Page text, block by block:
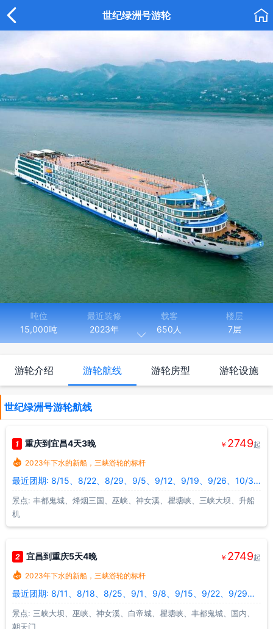
 世纪绿洲号游轮 
吨位
15,000吨
最近装修
2023年
载客
650人
楼层
7层
世纪绿洲号游轮，是2023年下水的长江新一代电力推进绿色智能
超大阳光甲板，增设绿洲套房、家庭套房、内舱房等多种智能型客
游轮，该船最大的特点之一是降音减震功能更强大，堪称世界内河之
最。

游轮介绍 游轮航线 游轮房型 游轮设施
世纪绿洲号游轮航线
1 重庆到宜昌4天3晚 ￥ 2749起
 2023年下水的新船，三峡游轮的标杆
最近团期: 8/15、8/22、8/29、9/5、9/12、9/19、9/26、10/3、10/10、10/17
景点: 丰都鬼城、烽烟三国、巫峡、神女溪、瞿塘峡、三峡大坝、升船
机
2 宜昌到重庆5天4晚 ￥ 2749起
 2023年下水的新船，三峡游轮的标杆
最近团期: 8/11、8/18、8/25、9/1、9/8、9/15、9/22、9/29、10/6、10/13
景点: 三峡大坝、巫峡、神女溪、白帝城、瞿塘峡、丰都鬼城、国内、
朝天门